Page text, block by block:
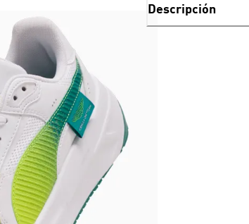
Descripción